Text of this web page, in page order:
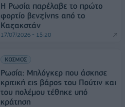
Η Ρωσία παρέλαβε το πρώτο
φορτίο βενζίνης από το
Καζακστάν
17/07/2026 - 15:20
ΚΟΣΜΟΣ
Ρωσία: Μπλόγκερ που άσκησε
κριτική εις βάρος του Πούτιν και
του πολέμου τέθηκε υπό
κράτηση